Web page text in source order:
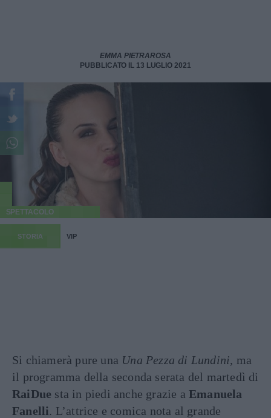
EMMA PIETRAROSA
PUBBLICATO IL 13 LUGLIO 2021
SPETTACOLO
STORIA VIP
Si chiamerà pure una Una Pezza di Lundini, ma
il programma della seconda serata del martedì di
RaiDue sta in piedi anche grazie aEmanuela
Fanelli. L’attrice e comica nota al grande